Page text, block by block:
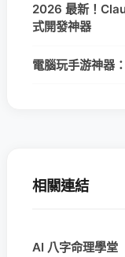
2026 最新！
式開發神器
電腦玩手游神器
相關連結
AI 八字命理學堂